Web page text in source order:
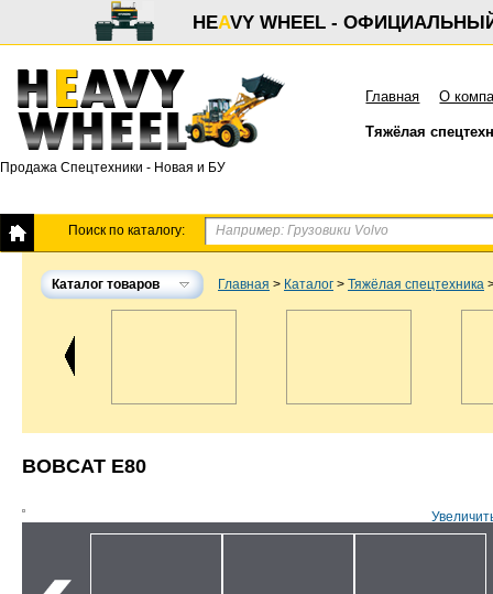
HEAVY WHEEL -
Продажа Спецтехники - Новая и БУ
Главная О
Тяжёлая
Поиск по каталогу:
Каталог товаров Главная > Каталог > Тяжёлая спецтехника
BOBCAT E80